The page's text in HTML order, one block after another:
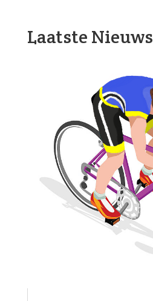
Laatste Nieuws